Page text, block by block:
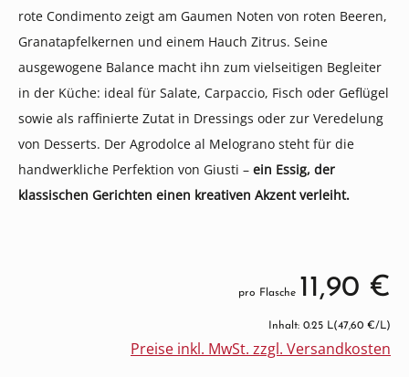
rote Condimento zeigt am Gaumen Noten von roten Beeren,
Granatapfelkernen und einem Hauch Zitrus. Seine
ausgewogene Balance macht ihn zum vielseitigen Begleiter
in der Küche: ideal für Salate, Carpaccio, Fisch oder Geflügel
sowie als raffinierte Zutat in Dressings oder zur Veredelung
von Desserts. Der Agrodolce al Melograno steht für die
handwerkliche Perfektion von Giusti – ein Essig, der
klassischen Gerichten einen kreativen Akzent verleiht.
pro Flasche 11,90 €
Inhalt: 0.25 L(47,60 €/L)
Preise inkl. MwSt. zzgl. Versandkosten